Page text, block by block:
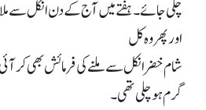
چلی جائے۔ ہفتے میں آج کے دن انکل سے
اور پھر وہ کل
شام خضر انکل سے ملنے کی فرمائش بھی کر
گرم ہو چلی تھی۔